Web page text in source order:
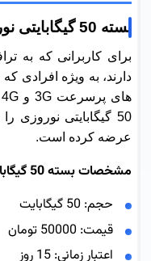
بسته 50 گیگابایتی نوروزی
برای کاربرانی که به
دارند، به ویژه
عرضه کرده است.
مشخصات بسته 50 گیگابایتی:
حجم: 50 گیگابایت
قیمت: 50000 تومان
اعتبار زمانی: 15 روز